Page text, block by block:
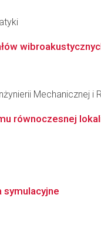
Mechanicznej i
równoczesnej
symulacyjne